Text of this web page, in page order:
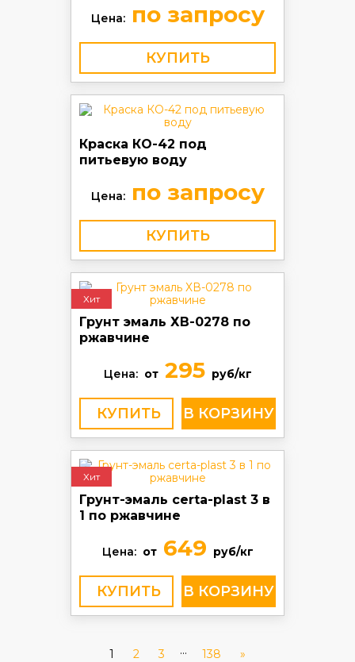
Цена:по запросу
КУПИТЬ
Краска КО-42 под
питьевую воду
Цена:по запросу
КУПИТЬ
Хит
Грунт эмаль ХВ-0278 по
ржавчине
Цена: от295 руб/кг
КУПИТЬ
Хит
Грунт-эмаль certa-plast 3 в
1 по ржавчине
Цена: от649 руб/кг
КУПИТЬ
1 2 3 ... 138 »